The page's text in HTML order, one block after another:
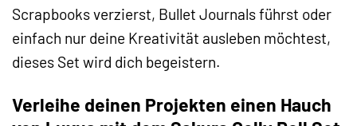
Scrapbooks verzierst, Bullet Journals führst oder
einfach nur deine Kreativität ausleben möchtest,
dieses Set wird dich begeistern.
Verleihe deinen Projekten einen Hauch